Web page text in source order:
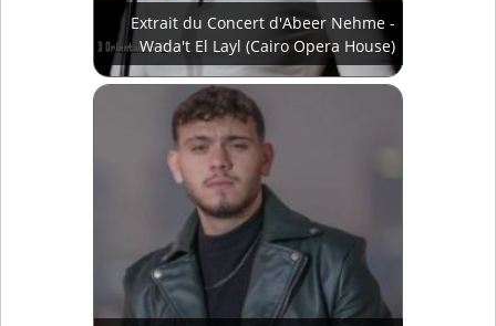
Extrait du Concert d'Abeer Nehme -
Wada't El Layl (Cairo Opera House)